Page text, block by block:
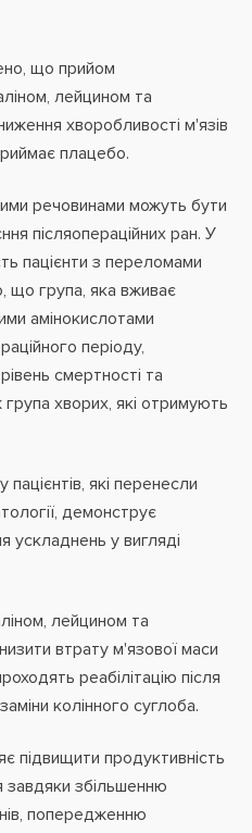
що прийом
лейцином та
хворобливості м'язів
плацебо.
речовинами можуть бути
післяопераційних ран. У
пацієнти з переломами
що група, яка вживає
амінокислотами
періоду,
смертності та
хворих, які отримують
які перенесли
демонструє
ускладнень у вигляді
лейцином та
втрату м'язової маси
реабілітацію після
колінного суглоба.
підвищити продуктивність
збільшенню
попередженню